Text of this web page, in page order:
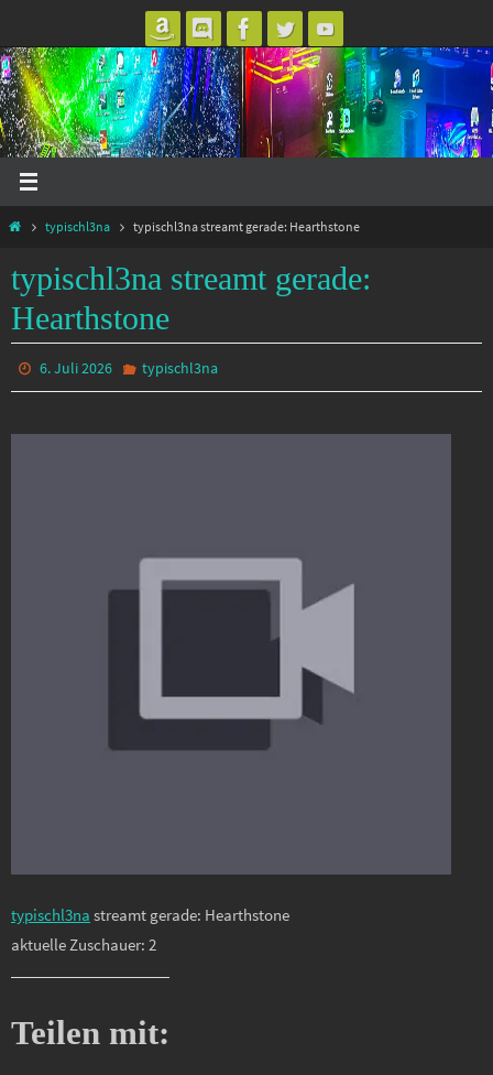
Inhalt
springen
Starttypischl3na typischl3na streamt gerade: Hearthstone
typischl3na streamt gerade:
Hearthstone
6. Juli 2026 typischl3na
typischl3na streamt gerade: Hearthstone
aktuelle Zuschauer: 2
Teilen mit: